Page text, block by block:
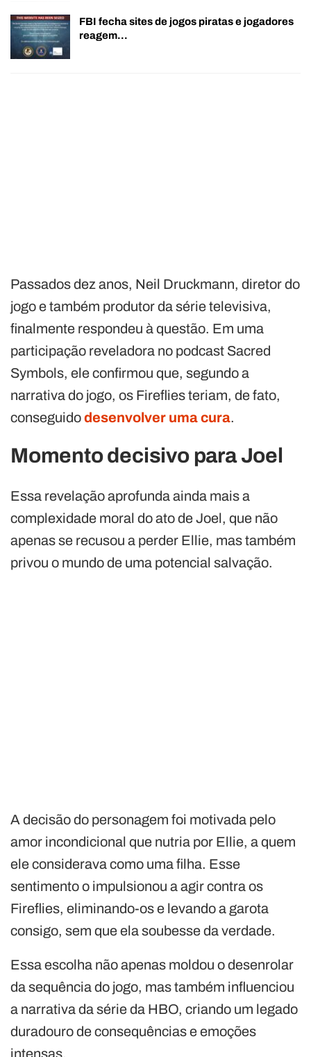
FBI fecha sites de jogos piratas e jogadores
reagem…
Passados dez anos, Neil Druckmann, diretor do
jogo e também produtor da série televisiva,
finalmente respondeu à questão. Em uma
participação reveladora no podcast Sacred
Symbols, ele confirmou que, segundo a
narrativa do jogo, os Fireflies teriam, de fato,
conseguidodesenvolver uma cura.
Momento decisivo para Joel
Essa revelação aprofunda ainda mais a
complexidade moral do ato de Joel, que não
apenas se recusou a perder Ellie, mas também
privou o mundo de uma potencial salvação.
A decisão do personagem foi motivada pelo
amor incondicional que nutria por Ellie, a quem
ele considerava como uma filha. Esse
sentimento o impulsionou a agir contra os
Fireflies, eliminando-os e levando a garota
consigo, sem que ela soubesse da verdade.
Essa escolha não apenas moldou o desenrolar
da sequência do jogo, mas também influenciou
a narrativa da série da HBO, criando um legado
duradouro de consequências e emoções
intensas.